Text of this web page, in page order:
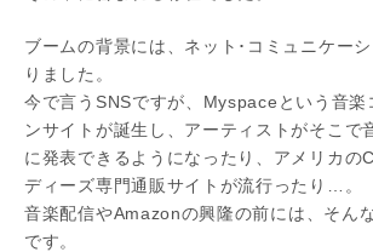
ブームの背景には、ネット･コミュニケー
りました。
今で言うSNSですが、Myspaceという音楽
ンサイトが誕生し、アーティストがそこで
に発表できるようになったり、アメリカの
ディーズ専門通販サイトが流行ったり…。
音楽配信やAmazonの興隆の前には、そん
です。